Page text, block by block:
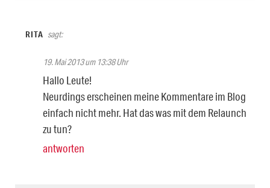
RITA sagt:
19. Mai 2013 um 13:38 Uhr
Hallo Leute!
Neurdings erscheinen meine Kommentare im Blog
einfach nicht mehr. Hat das was mit dem Relaunch
zu tun?
antworten